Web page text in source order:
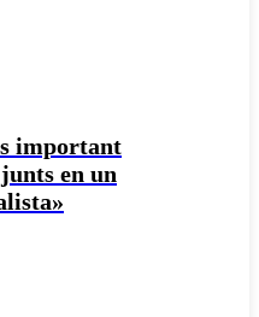
important
en un